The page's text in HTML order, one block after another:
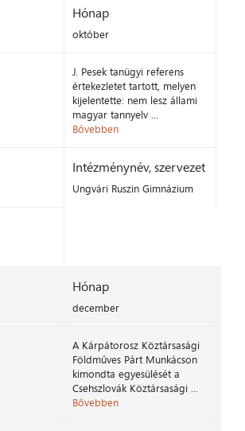
Hónap
október
J. Pesek tanügyi referens
értekezletet tartott, melyen
kijelentette: nem lesz állami
magyar tannyelv ...
Bővebben
Intézménynév, szervezet
Ungvári Ruszin Gimnázium
Hónap
december
A Kárpátorosz Köztársasági
Földműves Párt Munkácson
kimondta egyesülését a
Csehszlovák Köztársasági ...
Bővebben